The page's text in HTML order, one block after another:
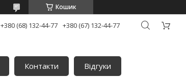
Кошик
+380 (68) 132-44-77 +380 (67) 132-44-77
Контакти
Відгуки